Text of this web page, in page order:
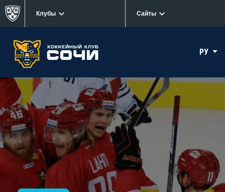
Клубы Сайты
РУ